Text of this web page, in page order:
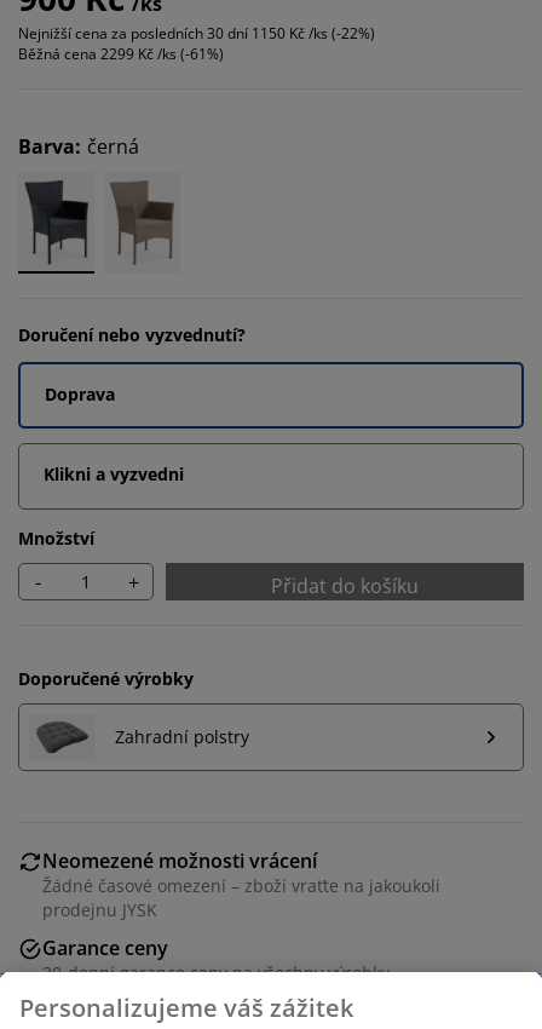
Nejnižší cena za posledních 30 dní 1150 Kč /ks (-22%)
Běžná cena 2299 Kč /ks (-61%)
Barva: černá
Doručení nebo vyzvednutí?
Doprava
Klikni a vyzvedni
Množství
- + Přidat do košíku
Doporučené výrobky
Zahradní polstry
Neomezené možnosti vrácení
Žádné časové omezení – zboží vraťte na jakoukoli
prodejnu JYSK
Garance ceny
30-denní garance ceny na všechny výrobky
Flexibilní možnosti doručení